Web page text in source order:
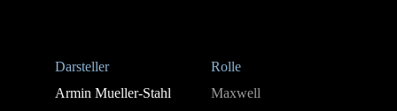
Darsteller
Rolle
Armin Mueller-Stahl
Maxwell